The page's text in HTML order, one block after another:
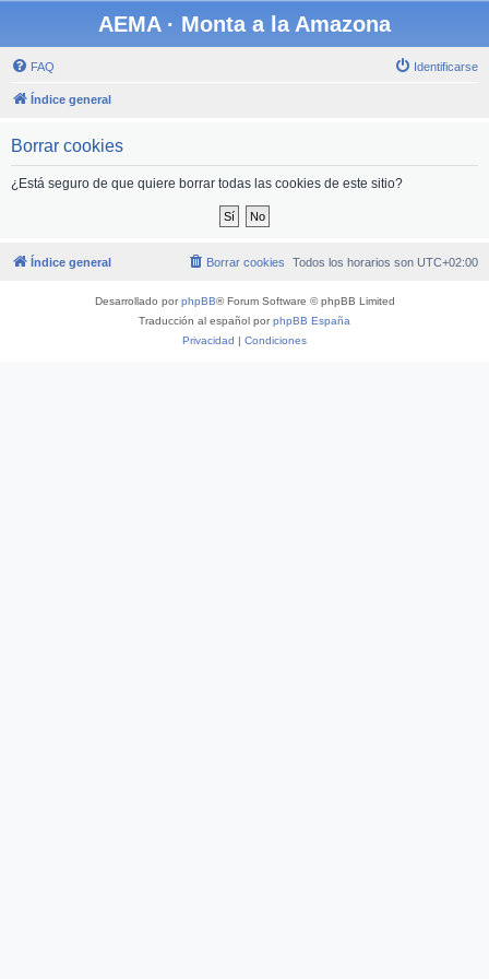
AEMA · Monta a la Amazona
FAQ Identificarse
Índice general
Borrar cookies
¿Está seguro de que quiere borrar todas las cookies de este sitio?
Índice general Todos los horarios son UTC+02:00
Borrar cookies
Desarrollado porphpBB® Forum Software © phpBB Limited
Traducción al español porphpBB España
Privacidad | Condiciones